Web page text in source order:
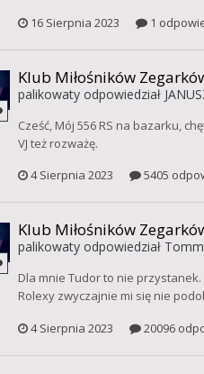
16 Sierpnia 2023
1
Klub Miłośników
palikowatyodpowiedział
Cześć, Mój 556 RS na bazarku,
VJ też rozważę.
4 Sierpnia 2023
5405
Klub Miłośników
palikowatyodpowiedział
Dla mnie Tudor to nie
Rolexy zwyczajnie mi się nie
4 Sierpnia 2023
20096